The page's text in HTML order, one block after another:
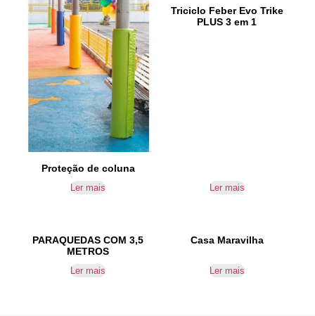
Proteção de coluna
Ler mais
Triciclo Feber Evo Trike
PLUS 3 em 1
Ler mais
PARAQUEDAS COM 3,5
METROS
Ler mais
Casa Maravilha
Ler mais